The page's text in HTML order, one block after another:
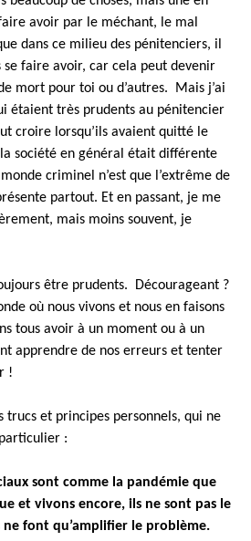
avoir par le méchant, le mal
dans ce milieu des pénitenciers, il
faire avoir, car cela peut devenir
mort pour toi ou d’autres. Mais j’ai
étaient très prudents au pénitencier
croire lorsqu’ils avaient quitté le
société en général était différente
criminel n’est que l’extrême de
partout. Et en passant, je me
mais moins souvent, je
être prudents. Décourageant ?
où nous vivons et nous en faisons
tous avoir à un moment ou à un
apprendre de nos erreurs et tenter
!
trucs et principes personnels, qui ne
:
sont comme la pandémie que
et vivons encore, ils ne sont pas le
ne font qu’amplifier le problème.